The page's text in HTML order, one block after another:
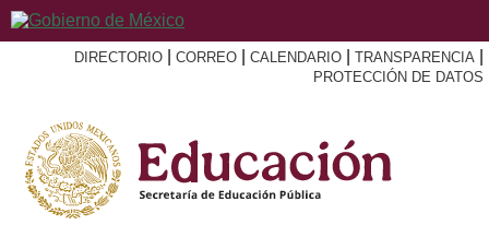
DIRECTORIO CORREO CALENDARIO TRANSPARENCIA
PROTECCIÓN DE DATOS